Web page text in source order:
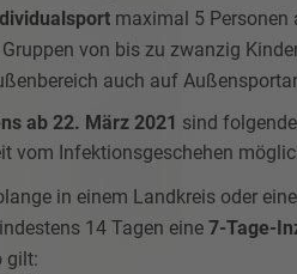
maximal 5 Personen
von bis zu zwanzig
auch auf
ab 22. März 2021 sind
vom Infektionsgeschehen
in einem Landkreis oder
14 Tagen eine 7-Tage-
gilt: